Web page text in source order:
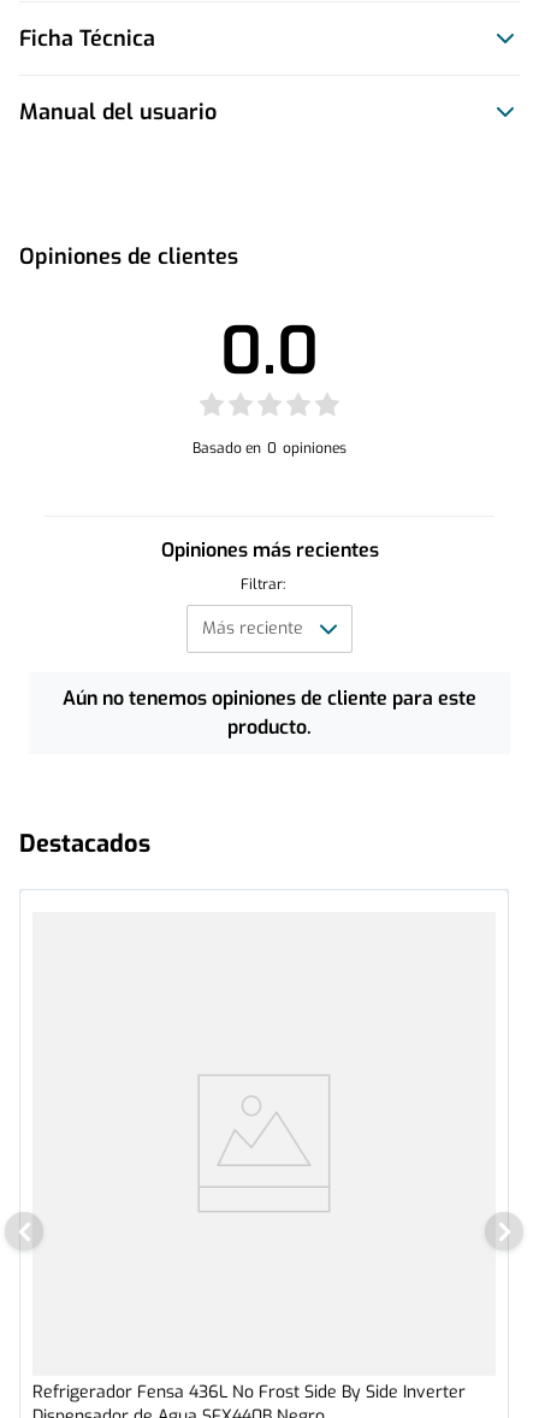
Ficha Técnica
Manual del usuario
Opiniones de clientes
0.0
Basado en 0 opiniones
Opiniones más recientes
Filtrar:
Aún no tenemos opiniones de cliente para este
producto.
Destacados
Refrigerador Fensa 436L No Frost Side By Side Inverter